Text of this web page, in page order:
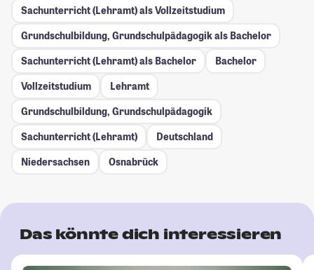
Sachunterricht (Lehramt) als Vollzeitstudium
Grundschulbildung, Grundschulpädagogik als Bachelor
Sachunterricht (Lehramt) als Bachelor
Bachelor
Vollzeitstudium
Lehramt
Grundschulbildung, Grundschulpädagogik
Sachunterricht (Lehramt)
Deutschland
Niedersachsen
Osnabrück
Das könnte dich interessieren